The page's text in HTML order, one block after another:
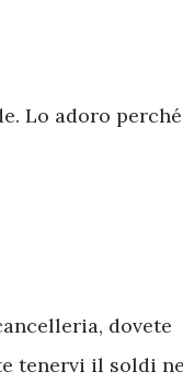
Lo adoro perché
dovete
tenervi il soldi